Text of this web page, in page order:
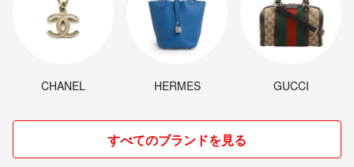
CHANEL HERMES GUCCI
すべてのブランドを見る